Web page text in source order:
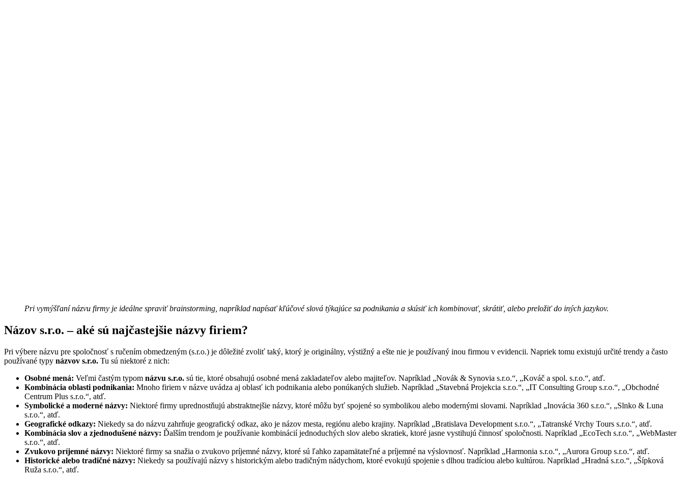
Pri vymýšľaní názvu firmy je ideálne spraviť brainstorming, napríklad napísať kľúčové slová týkajúce sa podnikania a skúsiť ich kombinovať, skrátiť, alebo preložiť do iných jazykov.
Názov s.r.o. – aké sú najčastejšie názvy firiem?
Pri výbere názvu pre spoločnosť s ručením obmedzeným (s.r.o.) je dôležité zvoliť taký, ktorý je originálny, výstižný a ešte nie je používaný inou firmou v evidencii. Napriek tomu existujú určité trendy a často
používané typy názvov s.r.o. Tu sú niektoré z nich:
Osobné mená: Veľmi častým typom názvu s.r.o. sú tie, ktoré obsahujú osobné mená zakladateľov alebo majiteľov. Napríklad „Novák & Synovia s.r.o.“, „Kováč a spol. s.r.o.“, atď.
Kombinácia oblasti podnikania: Mnoho firiem v názve uvádza aj oblasť ich podnikania alebo ponúkaných služieb. Napríklad „Stavebná Projekcia s.r.o.“, „IT Consulting Group s.r.o.“, „Obchodné
Centrum Plus s.r.o.“, atď.
Symbolické a moderné názvy: Niektoré firmy uprednostňujú abstraktnejšie názvy, ktoré môžu byť spojené so symbolikou alebo modernými slovami. Napríklad „Inovácia 360 s.r.o.“, „Slnko & Luna
s.r.o.“, atď.
Geografické odkazy: Niekedy sa do názvu zahrňuje geografický odkaz, ako je názov mesta, regiónu alebo krajiny. Napríklad „Bratislava Development s.r.o.“, „Tatranské Vrchy Tours s.r.o.“, atď.
Kombinácia slov a zjednodušené názvy: Ďalším trendom je používanie kombinácií jednoduchých slov alebo skratiek, ktoré jasne vystihujú činnosť spoločnosti. Napríklad „EcoTech s.r.o.“, „WebMaster
s.r.o.“, atď.
Zvukovo príjemné názvy: Niektoré firmy sa snažia o zvukovo príjemné názvy, ktoré sú ľahko zapamätateľné a príjemné na výslovnosť. Napríklad „Harmonia s.r.o.“, „Aurora Group s.r.o.“, atď.
Historické alebo tradičné názvy: Niekedy sa používajú názvy s historickým alebo tradičným nádychom, ktoré evokujú spojenie s dlhou tradíciou alebo kultúrou. Napríklad „Hradná s.r.o.“, „Šípková
Ruža s.r.o.“, atď.